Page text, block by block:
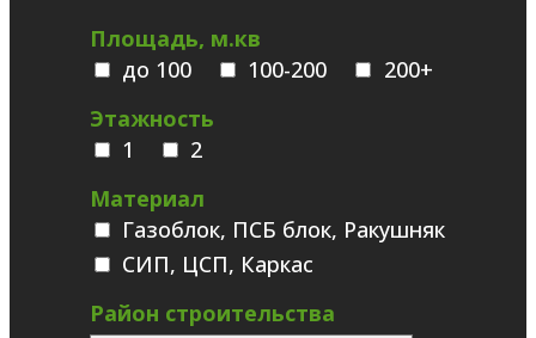
Площадь, м.кв
до 100
100-200
200+
Этажность
1
2
Материал
Газоблок, ПСБ блок, Ракушняк
СИП, ЦСП, Каркас
Район строительства